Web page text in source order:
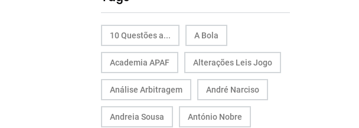
10 Questões a... A Bola
Academia APAF Alterações Leis Jogo
Análise Arbitragem André Narciso
Andreia Sousa António Nobre